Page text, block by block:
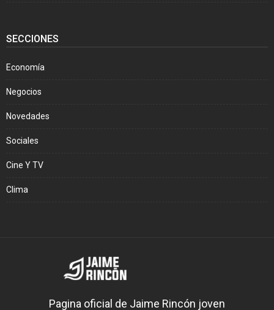
SECCIONES
Economía
Negocios
Novedades
Sociales
Cine Y TV
Clima
Pagina oficial de Jaime Rincón joven